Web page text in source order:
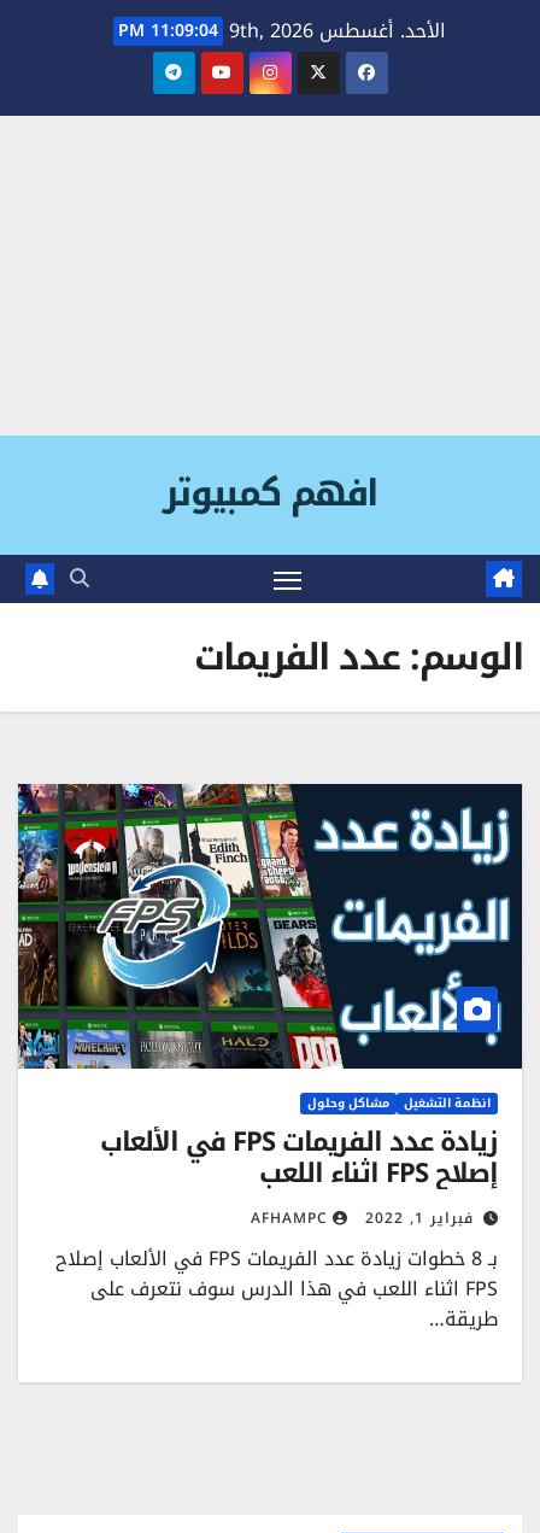
الأحد. أغسطس 9th, 2026 11:09:04 PM
افهم كمبيوتر
الوسم:عدد الفريمات
انظمة التشغيل مشاكل وحلول
زيادة عدد الفريمات FPS في الألعاب
إصلاح FPS اثناء اللعب
فبراير 1, 2022 AFHAMPC
بـ 8 خطوات زيادة عدد الفريمات FPS في الألعاب إصلاح
FPS اثناء اللعب في هذا الدرس سوف نتعرف على
طريقة…